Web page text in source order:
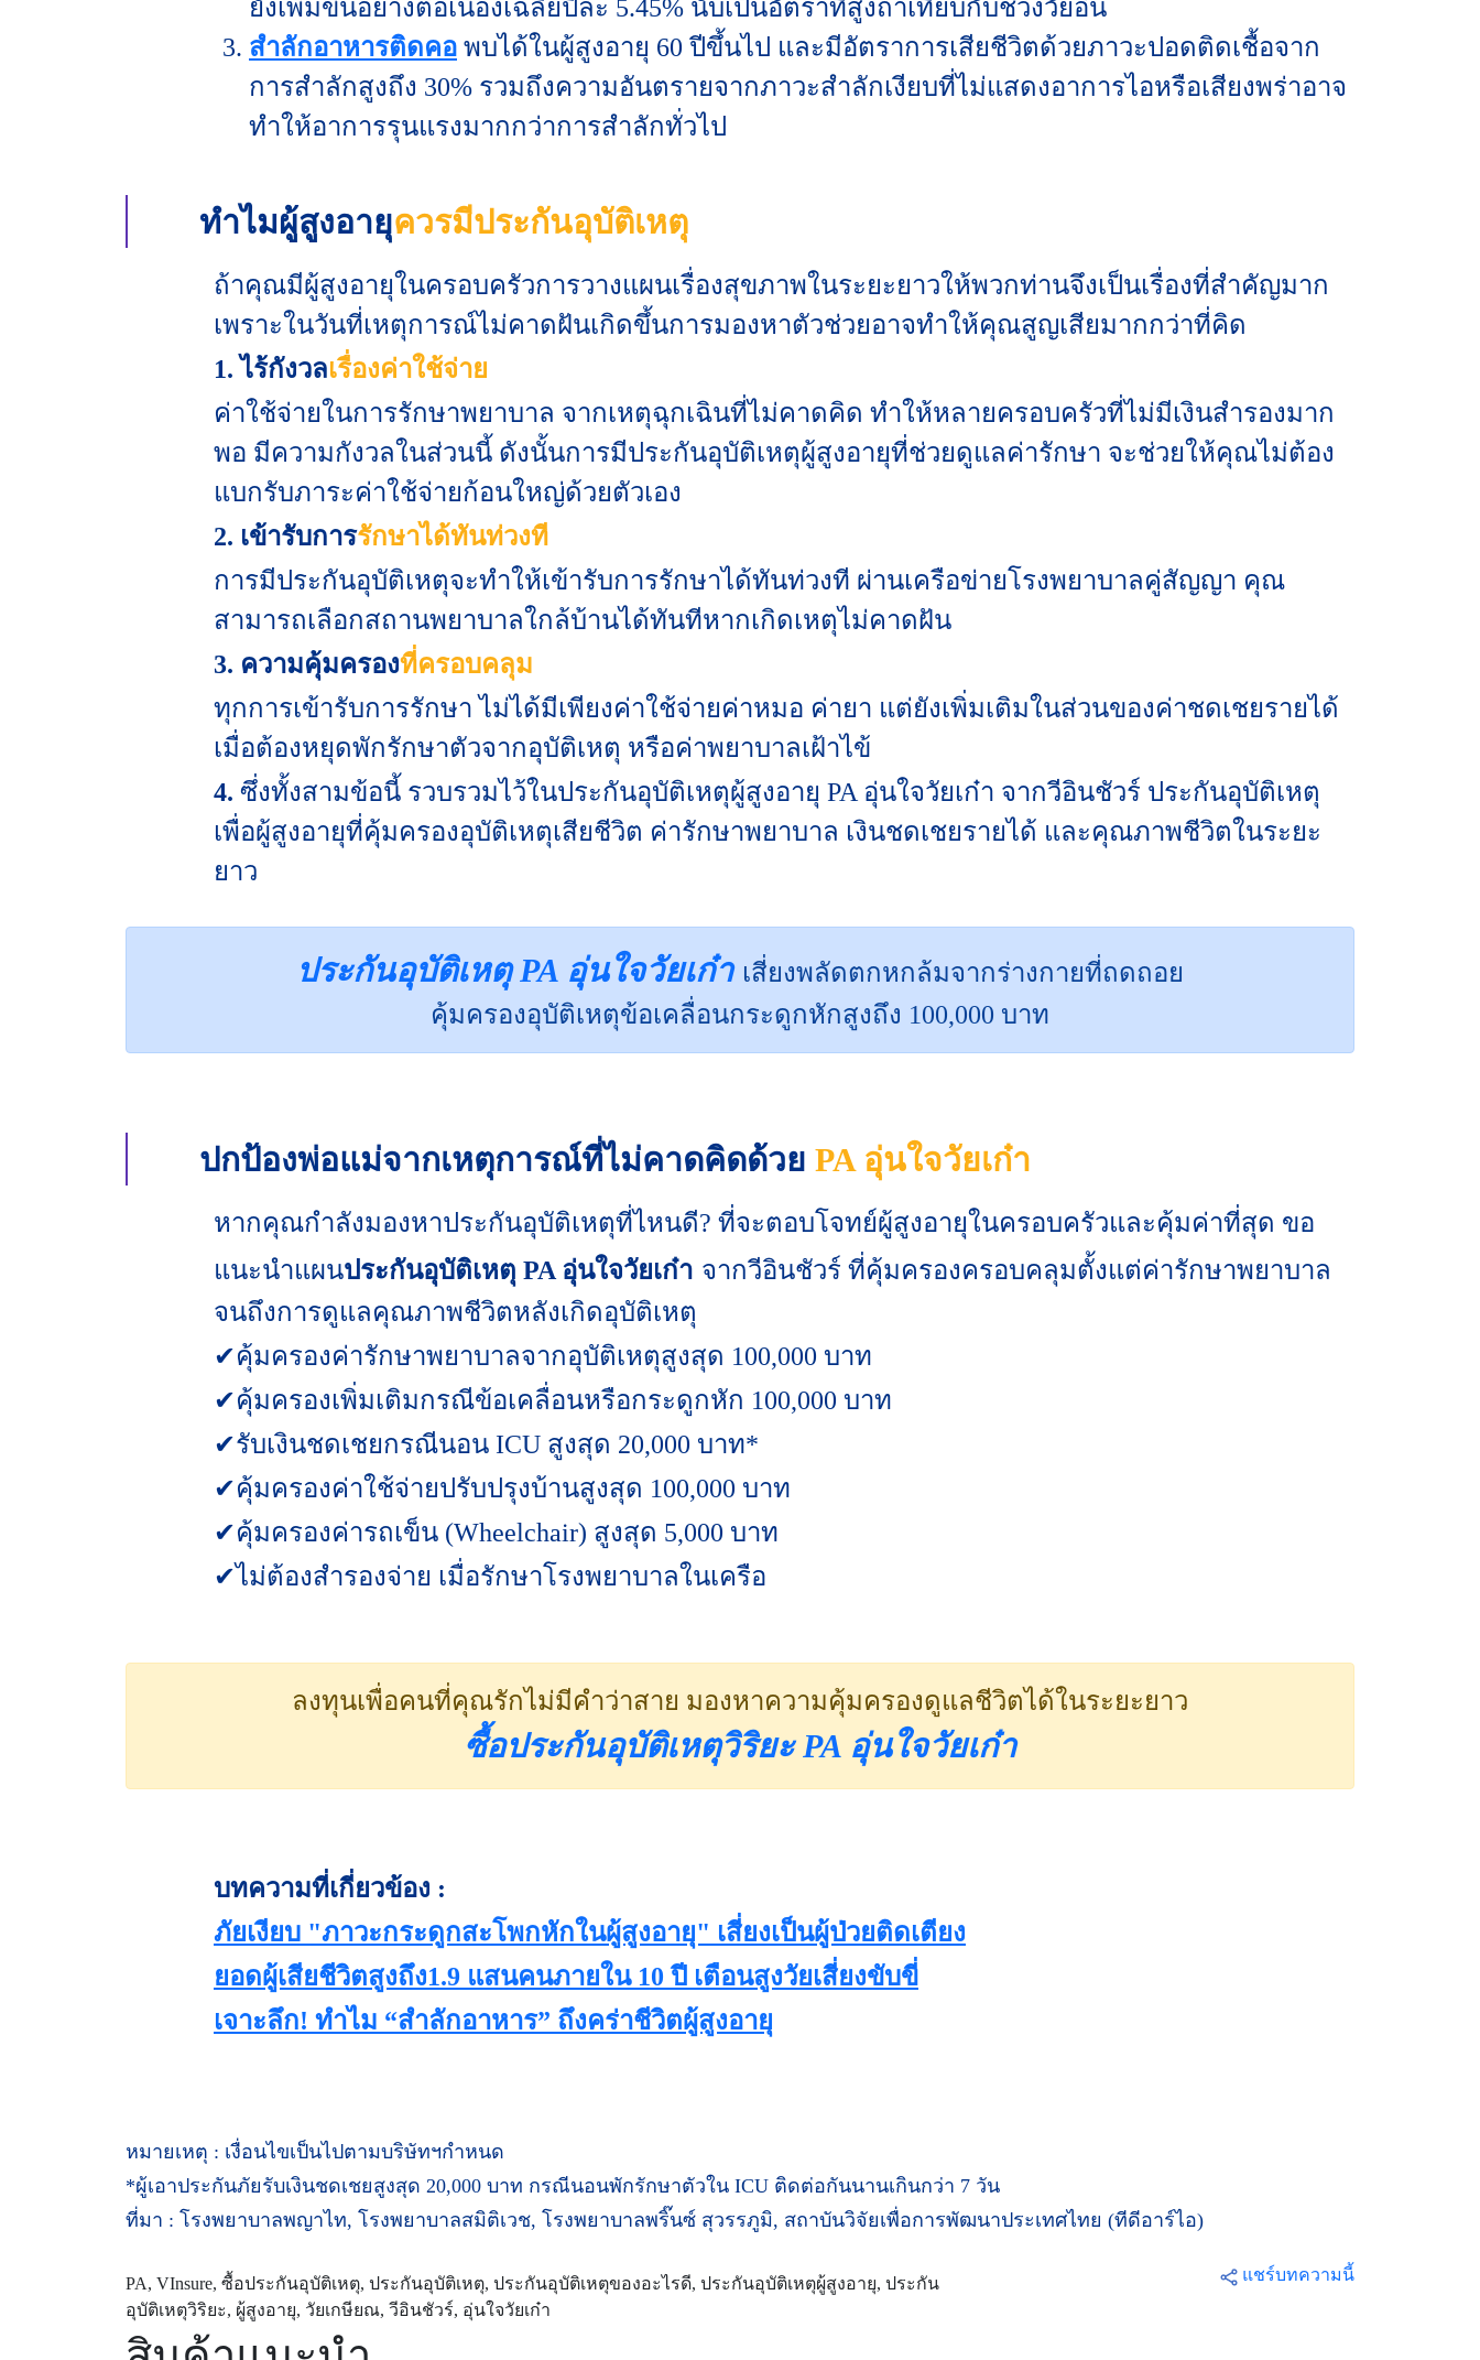
ยังเพิ่มขึ้นอย่างต่อเนื่องเฉลี่ยปีละ 5.45% นับเป็นอัตราที่สูงถ้าเทียบกับช่วงวัยอื่น
สำลักอาหารติดคอ พบได้ในผู้สูงอายุ 60 ปีขึ้นไป และมีอัตราการเสียชีวิตด้วยภาวะปอดติดเชื้อจาก
การสำลักสูงถึง 30% รวมถึงความอันตรายจากภาวะสำลักเงียบที่ไม่แสดงอาการไอหรือเสียงพร่าอาจ
ทำให้อาการรุนแรงมากกว่าการสำลักทั่วไป
ทำไมผู้สูงอายุควรมีประกันอุบัติเหตุ
ถ้าคุณมีผู้สูงอายุในครอบครัวการวางแผนเรื่องสุขภาพในระยะยาวให้พวกท่านจึงเป็นเรื่องที่สำคัญมาก
เพราะในวันที่เหตุการณ์ไม่คาดฝันเกิดขึ้นการมองหาตัวช่วยอาจทำให้คุณสูญเสียมากกว่าที่คิด
1. ไร้กังวลเรื่องค่าใช้จ่าย
ค่าใช้จ่ายในการรักษาพยาบาล จากเหตุฉุกเฉินที่ไม่คาดคิด ทำให้หลายครอบครัวที่ไม่มีเงินสำรองมาก
พอ มีความกังวลในส่วนนี้ ดังนั้นการมีประกันอุบัติเหตุผู้สูงอายุที่ช่วยดูแลค่ารักษา จะช่วยให้คุณไม่ต้อง
แบกรับภาระค่าใช้จ่ายก้อนใหญ่ด้วยตัวเอง
2. เข้ารับการรักษาได้ทันท่วงที
การมีประกันอุบัติเหตุจะทำให้เข้ารับการรักษาได้ทันท่วงที ผ่านเครือข่ายโรงพยาบาลคู่สัญญา คุณ
สามารถเลือกสถานพยาบาลใกล้บ้านได้ทันทีหากเกิดเหตุไม่คาดฝัน
3. ความคุ้มครองที่ครอบคลุม
ทุกการเข้ารับการรักษา ไม่ได้มีเพียงค่าใช้จ่ายค่าหมอ ค่ายา แต่ยังเพิ่มเติมในส่วนของค่าชดเชยรายได้
เมื่อต้องหยุดพักรักษาตัวจากอุบัติเหตุ หรือค่าพยาบาลเฝ้าไข้
4. ซึ่งทั้งสามข้อนี้ รวบรวมไว้ในประกันอุบัติเหตุผู้สูงอายุ PA อุ่นใจวัยเก๋า จากวีอินชัวร์ ประกันอุบัติเหตุ
เพื่อผู้สูงอายุที่คุ้มครองอุบัติเหตุเสียชีวิต ค่ารักษาพยาบาล เงินชดเชยรายได้ และคุณภาพชีวิตในระยะ
ยาว
ประกันอุบัติเหตุ PA อุ่นใจวัยเก๋า เสี่ยงพลัดตกหกล้มจากร่างกายที่ถดถอย
คุ้มครองอุบัติเหตุข้อเคลื่อนกระดูกหักสูงถึง 100,000 บาท
ปกป้องพ่อแม่จากเหตุการณ์ที่ไม่คาดคิดด้วย PA อุ่นใจวัยเก๋า
หากคุณกำลังมองหาประกันอุบัติเหตุที่ไหนดี? ที่จะตอบโจทย์ผู้สูงอายุในครอบครัวและคุ้มค่าที่สุด ขอ
แนะนำแผนประกันอุบัติเหตุ PA อุ่นใจวัยเก๋า จากวีอินชัวร์ ที่คุ้มครองครอบคลุมตั้งแต่ค่ารักษาพยาบาล
จนถึงการดูแลคุณภาพชีวิตหลังเกิดอุบัติเหตุ
✔คุ้มครองค่ารักษาพยาบาลจากอุบัติเหตุสูงสุด 100,000 บาท
✔คุ้มครองเพิ่มเติมกรณีข้อเคลื่อนหรือกระดูกหัก 100,000 บาท
✔รับเงินชดเชยกรณีนอน ICU สูงสุด 20,000 บาท*
✔คุ้มครองค่าใช้จ่ายปรับปรุงบ้านสูงสุด 100,000 บาท
✔คุ้มครองค่ารถเข็น (Wheelchair) สูงสุด 5,000 บาท
✔ไม่ต้องสำรองจ่าย เมื่อรักษาโรงพยาบาลในเครือ
ลงทุนเพื่อคนที่คุณรักไม่มีคำว่าสาย มองหาความคุ้มครองดูแลชีวิตได้ในระยะยาว
ซื้อประกันอุบัติเหตุวิริยะ PA อุ่นใจวัยเก๋า
บทความที่เกี่ยวข้อง :
ภัยเงียบ "ภาวะกระดูกสะโพกหักในผู้สูงอายุ" เสี่ยงเป็นผู้ป่วยติดเตียง
ยอดผู้เสียชีวิตสูงถึง1.9 แสนคนภายใน 10 ปี เตือนสูงวัยเสี่ยงขับขี่
เจาะลึก! ทำไม “สำลักอาหาร” ถึงคร่าชีวิตผู้สูงอายุ
หมายเหตุ : เงื่อนไขเป็นไปตามบริษัทฯกำหนด
*ผู้เอาประกันภัยรับเงินชดเชยสูงสุด 20,000 บาท กรณีนอนพักรักษาตัวใน ICU ติดต่อกันนานเกินกว่า 7 วัน
ที่มา : โรงพยาบาลพญาไท, โรงพยาบาลสมิติเวช, โรงพยาบาลพริ๊นซ์ สุวรรภูมิ, สถาบันวิจัยเพื่อการพัฒนาประเทศไทย (ทีดีอาร์ไอ)
PA, VInsure, ซื้อประกันอุบัติเหตุ, ประกันอุบัติเหตุ, ประกันอุบัติเหตุของอะไรดี, ประกันอุบัติเหตุผู้สูงอายุ, ประกัน
อุบัติเหตุวิริยะ, ผู้สูงอายุ, วัยเกษียณ, วีอินชัวร์, อุ่นใจวัยเก๋า
แชร์บทความนี้